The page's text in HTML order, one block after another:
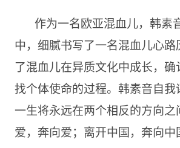
作为一名欧亚混血儿，韩素
中，细腻书写了一名混血儿心
了混血儿在异质文化中成长，
找个体使命的过程。韩素音自我
一生将永远在两个相反的方向之
爱，奔向爱；离开中国，奔向中